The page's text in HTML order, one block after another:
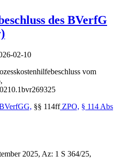
des BVerfG
02-10
vom
,
§§ 114ffZPO, § 114 Abs
2025, Az: 1 S 364/25,